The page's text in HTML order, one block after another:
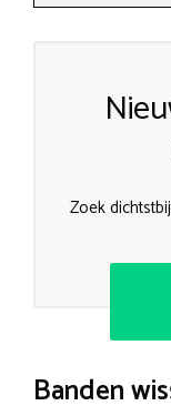
Zoek
Banden